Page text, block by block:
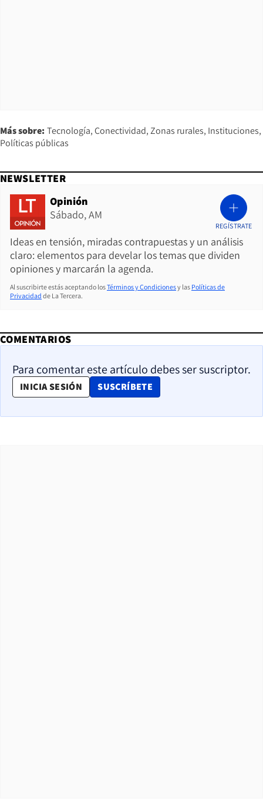
Más sobre: Tecnología Conectividad Zonas rurales Instituciones
Políticas públicas
NEWSLETTER
Opinión
Sábado, AM
Ideas en tensión, miradas contrapuestas y un análisis
claro: elementos para develar los temas que dividen
opiniones y marcarán la agenda.
REGÍSTRATE
Al suscribirte estás aceptando losTérminos y Condicionesy las Políticas de
Privacidad de La Tercera.
COMENTARIOS
Para comentar este artículo debes ser suscriptor.
INICIA SESIÓN SUSCRÍBETE
OPENS IN NEW WINDOW